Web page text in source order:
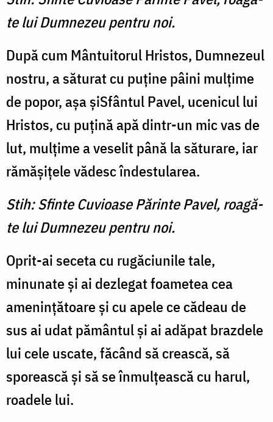
te lui Dumnezeu pentru noi.
După cum Mântuitorul Hristos, Dumnezeul
nos­tru, a săturat cu puţine pâini mulţime
de popor, aşa şiSfântul Pavel, ucenicul lui
Hristos, cu puţină apă dintr-un mic vas de
lut, mulţime a veselit până la săturare, iar
rămăşiţele vădesc în­destularea.
Stih: Sfinte Cuvioase Părinte Pavel, roagă-
te lui Dumnezeu pentru noi.
Oprit-ai seceta cu rugăciu­nile tale,
minunate şi ai dezle­gat foametea cea
ameninţă­toare şi cu apele ce cădeau de
sus ai udat pământul şi ai adă­pat brazdele
lui cele uscate, făcând să crească, să
sporească şi să se înmulţească cu harul,
roadele lui.